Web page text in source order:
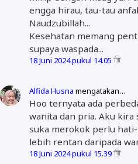
engga hirau, tau-tau
Naudzubillah...
Kesehatan memang
supaya waspada...
18 Juni 2024 pukul 14.05
Alfida Husna mengatakan…
Hoo ternyata ada
wanita dan pria. Aku kira
suka merokok perlu
lebih rentan daripada
18 Juni 2024 pukul 15.39